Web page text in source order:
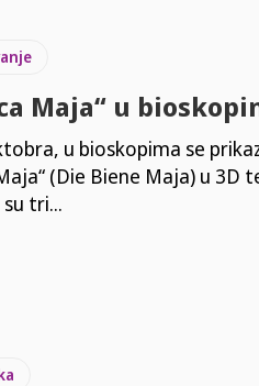
Maja“ u
u bioskopima se
(Die Biene Maja) u 3D tehnici. Rad,
tri...